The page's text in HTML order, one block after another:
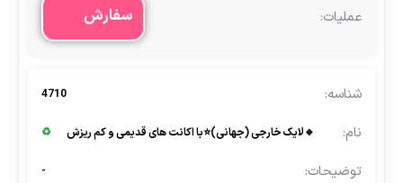
سفارش
4710
🔹لایک خارجی (جهانی)⭐با اکانت‌ های قدیمی و کم‌ ریزش ♻
-